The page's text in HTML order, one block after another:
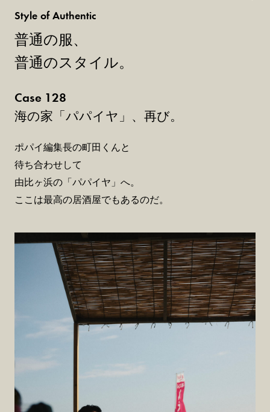
Style of Authentic
普通の服、
普通のスタイル。
Case 128
海の家「パパイヤ」、再び。
ポパイ編集長の町田くんと
待ち合わせして
由比ヶ浜の「パパイヤ」へ。
ここは最高の居酒屋でもあるのだ。